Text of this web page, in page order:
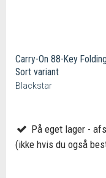
Carry-On 88-Key
Sort variant
Blackstar
På eget lager -
(ikke hvis du også